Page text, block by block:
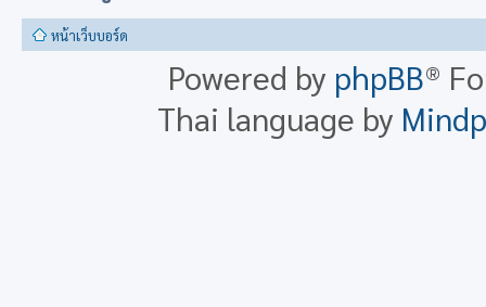
หน้าเว็บบอร์ด
Powered by phpBB®
Thai language by